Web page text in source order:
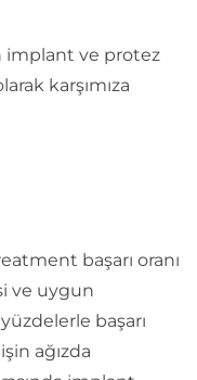
implant ve protez
karşımıza
başarı oranı
ve uygun
başarı
ağızda